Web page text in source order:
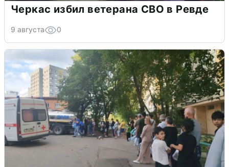
Черкас избил ветерана СВО в Ревде
9 августа 0